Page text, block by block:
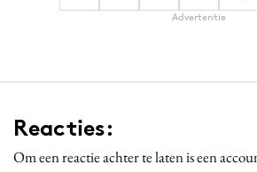
Advertentie
Reacties:
Om een reactie achter te laten is een